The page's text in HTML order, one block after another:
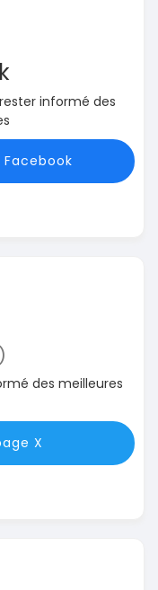
informé des
des meilleures
X